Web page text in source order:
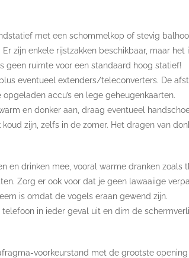
met een schommelkop of stevig
zijn enkele rijstzakken beschikbaar, maar
geen ruimte voor een standaard hoog statief!
eventueel extenders/teleconverters. De
accu’s en lege geheugenkaarten.
en donker aan, draag eventueel
koud zijn, zelfs in de zomer. Het dragen van
en drinken mee, vooral warme dranken
Zorg er ook voor dat je geen lawaaiige
is omdat de vogels eraan gewend zijn.
in ieder geval uit en dim de
voorkeurstand met de grootste